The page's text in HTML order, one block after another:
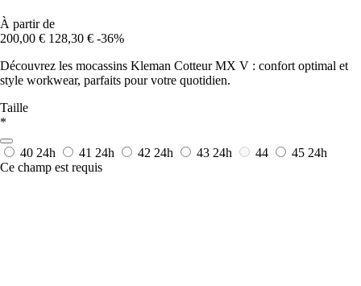
À partir de
200,00 € 128,30 € -36%
Découvrez les mocassins Kleman Cotteur MX V : confort optimal et
style workwear, parfaits pour votre quotidien.
Taille
*
40 24h 41 24h 42 24h 43 24h 44 45 24h
Ce champ est requis